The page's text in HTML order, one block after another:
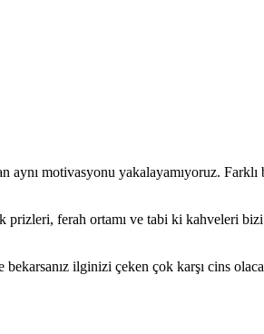
motivasyonu yakalayamıyoruz. Farklı
prizleri, ferah ortamı ve tabi ki kahveleri
ilginizi çeken çok karşı cins